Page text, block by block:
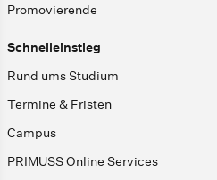
Promovierende
Schnelleinstieg
Rund ums Studium
Termine & Fristen
Campus
PRIMUSS Online Services